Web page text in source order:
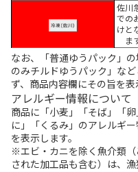
佐川
での
けと
ま
なお、「普通ゆうパック」
のみチルドゆうパック」な
ず、商品内容欄にその旨を表
アレルギー情報について
商品に「小麦」「そば」「
に」「くるみ」のアレルギ
を表示します。
※エビ・カニを除く魚介類
された加工品も含む）は、